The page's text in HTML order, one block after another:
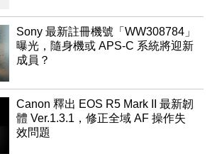
Sony 最新註冊機號「WW308784」
曝光，隨身機或 APS-C 系統將迎新
成員？
Canon 釋出 EOS R5 Mark II 最新韌
體 Ver.1.3.1，修正全域 AF 操作失
效問題